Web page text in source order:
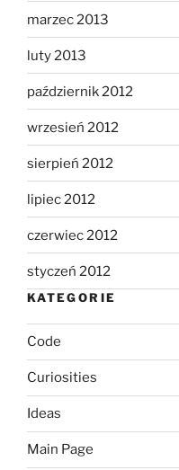
marzec 2013
luty 2013
październik 2012
wrzesień 2012
sierpień 2012
lipiec 2012
czerwiec 2012
styczeń 2012
KATEGORIE
Code
Curiosities
Ideas
Main Page